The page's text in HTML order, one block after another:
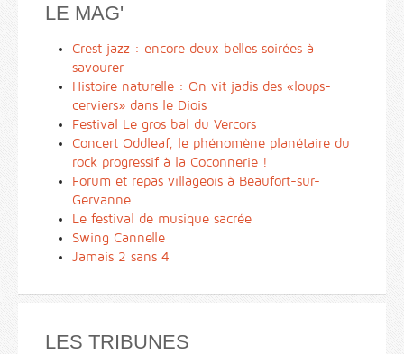
LE MAG'
Crest jazz : encore deux belles soirées à
savourer
Histoire naturelle : On vit jadis des «loups-
cerviers» dans le Diois
Festival Le gros bal du Vercors
Concert Oddleaf, le phénomène planétaire du
rock progressif à la Coconnerie !
Forum et repas villageois à Beaufort-sur-
Gervanne
Le festival de musique sacrée
Swing Cannelle
Jamais 2 sans 4
LES TRIBUNES